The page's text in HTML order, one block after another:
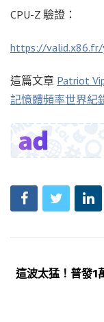
CPU-Z 驗證：
https://
這篇文章 Patriot
記憶體頻率世界紀
這波太猛！普發1